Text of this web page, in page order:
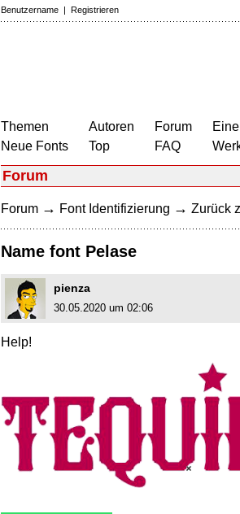
Benutzername | Registrieren
Themen
Neue Fonts
Autoren
Top
Forum
FAQ
Forum
Forum → Font Identifizierung → Zurück
Name font Pelase
pienza
30.05.2020 um 02:06
Help!